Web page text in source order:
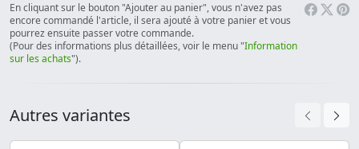
En cliquant sur le bouton "Ajouter au panier", vous n'avez pas
encore commandé l'article, il sera ajouté à votre panier et vous
pourrez ensuite passer votre commande.
(Pour des informations plus détaillées, voir le menu "Information
sur les achats").
Autres variantes